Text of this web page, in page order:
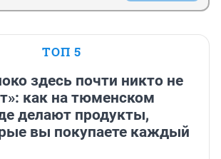
ТОП 5
здесь почти никто не
как на тюменском
делают продукты,
вы покупаете каждый